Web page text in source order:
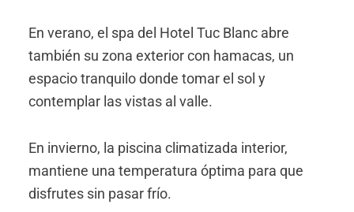
En verano, el spa del Hotel Tuc Blanc abre
también su zona exterior con hamacas, un
espacio tranquilo donde tomar el sol y
contemplar las vistas al valle.
En invierno, la piscina climatizada interior,
mantiene una temperatura óptima para que
disfrutes sin pasar frío.